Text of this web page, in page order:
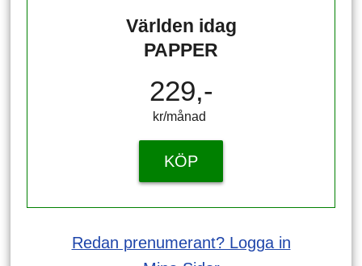
Världen idag
PAPPER
229,-
kr/månad ​​​​​​
KÖP
Redan prenumerant? Logga in